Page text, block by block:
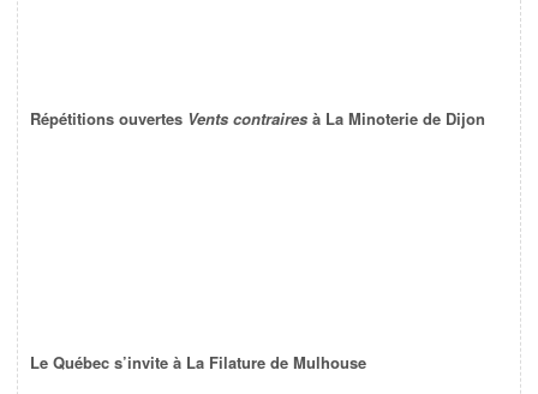
Répétitions ouvertes Vents contraires à La Minoterie de Dijon
Le Québec s’invite à La Filature de Mulhouse